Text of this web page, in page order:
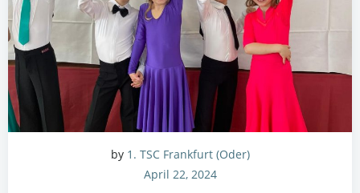
by 1. TSC Frankfurt (Oder)
April 22, 2024